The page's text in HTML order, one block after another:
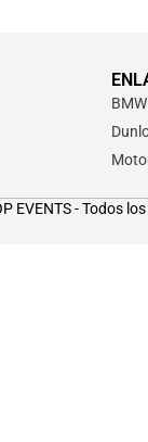
EVENTS - Todos